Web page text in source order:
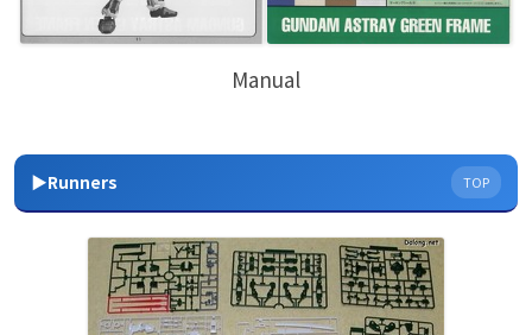
Manual
▶Runners TOP